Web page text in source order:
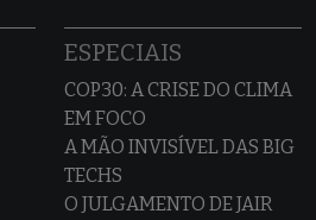
ESPECIAIS
COP30: A CRISE DO CLIMA
EM FOCO
A MÃO INVISÍVEL DAS BIG
TECHS
O JULGAMENTO DE JAIR